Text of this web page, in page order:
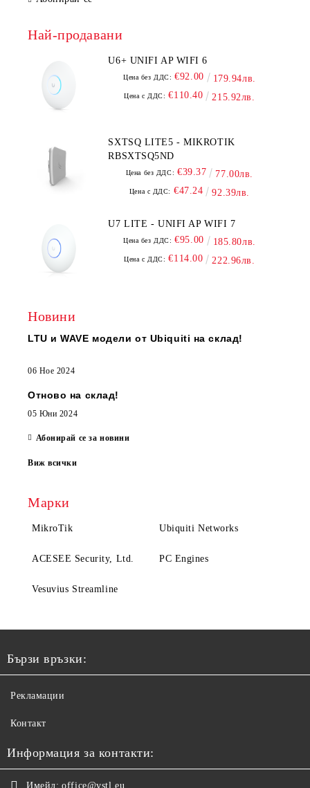
Най-продавани
U6+ UNIFI AP WIFI 6
Цена без ДДС: €92.00 179.94лв.
Цена с ДДС: €110.40 215.92лв.
SXTSQ LITE5 - MIKROTIK
RBSXTSQ5ND
Цена без ДДС: €39.37 77.00лв.
Цена с ДДС: €47.24 92.39лв.
U7 LITE - UNIFI AP WIFI 7
Цена без ДДС: €95.00 185.80лв.
Цена с ДДС: €114.00 222.96лв.
Новини
LTU и WAVE модели от Ubiquiti на склад!
06 Ное 2024
Отново на склад!
05 Юни 2024
Абонирай се за новини
Виж всички
Марки
MikroTik Ubiquiti Networks
ACESEE Security, Ltd. PC Engines
Vesuvius Streamline
Бързи връзки:
Рекламации
Контакт
Информация за контакти:
Имейл: office@vstl.eu